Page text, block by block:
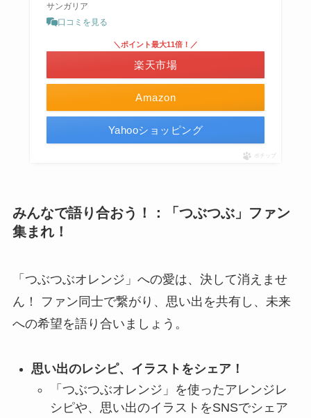
サンガリア
口コミを見る
Amazon
＼ポイント最大11倍！／
楽天市場
Yahooショッピング
ポチップ
みんなで語り合おう！：「つぶつぶ」ファン
集まれ！
「つぶつぶオレンジ」への愛は、決して消えませ
ん！ ファン同士で繋がり、思い出を共有し、未来
への希望を語り合いましょう。
思い出のレシピ、イラストをシェア！
「つぶつぶオレンジ」を使ったアレンジレ
シピや、思い出のイラストをSNSでシェア